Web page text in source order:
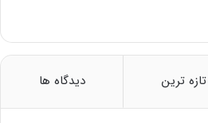
تازه ترین دیدگاه ها